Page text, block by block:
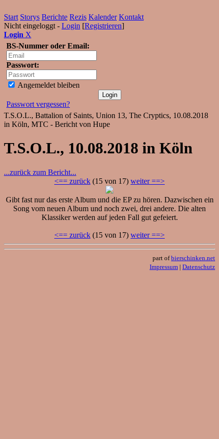
Start Storys Berichte Rezis Kalender Kontakt
Nicht eingeloggt - Login [Registrieren]
Login X
BS-Nummer oder Email:
Passwort:
Angemeldet bleiben
Passwort vergessen?
T.S.O.L., Battalion of Saints, Union 13, The Cryptics, 10.08.2018
in Köln, MTC - Bericht von Hupe
T.S.O.L., 10.08.2018 in Köln
...zurück zum Bericht...
<== zurück (15 von 17) weiter ==>
Gibt fast nur das erste Album und die EP zu hören. Dazwischen ein
Song vom neuen Album und noch zwei, drei andere. Die alten
Klassiker werden auf jeden Fall gut gefeiert.
<== zurück (15 von 17) weiter ==>
part ofbierschinken.net
Impressum | Datenschutz